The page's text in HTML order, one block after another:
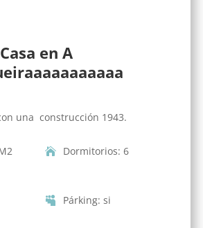
Casa en A
una construcción 1943.
Dormitorios: 6
Párking: si